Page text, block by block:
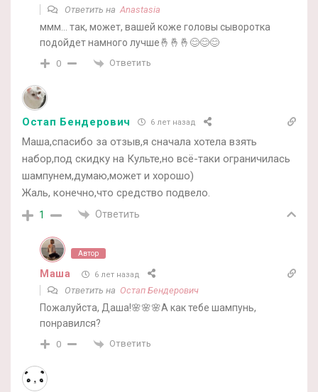
Ответить наAnastasia
ммм… так, может, вашей коже головы сыворотка
подойдет намного лучше🤞🤞🤞😊😊😊
0 Ответить
Остап Бендерович 6 лет назад
Маша,спасибо за отзыв,я сначала хотела взять
набор,под скидку на Культе,но всё-таки ограничилась
шампунем,думаю,может и хорошо)
Жаль, конечно,что средство подвело.
1 Ответить
Автор
Маша 6 лет назад
Ответить на Остап Бендерович
Пожалуйста, Даша!🌸🌸🌸А как тебе шампунь,
понравился?
0 Ответить